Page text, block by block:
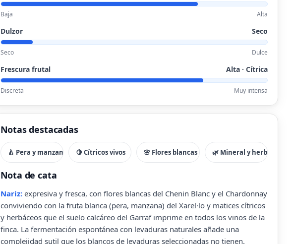
Baja Alta
Dulzor Seco
Seco Dulce
Frescura frutal Alta · Cítrica
Discreta Muy intensa
Notas destacadas
🍐 Pera y manzana 🍋 Cítricos vivos 🌸 Flores blancas 🌿 Mineral y herbáceo
Nota de cata
Nariz:expresiva y fresca, con flores blancas del Chenin Blanc y el Chardonnay
conviviendo con la fruta blanca (pera, manzana) del Xarel·lo y matices cítricos
y herbáceos que el suelo calcáreo del Garraf imprime en todos los vinos de la
finca. La fermentación espontánea con levaduras naturales añade una
complejidad sutil que los blancos de levaduras seleccionadas no tienen.